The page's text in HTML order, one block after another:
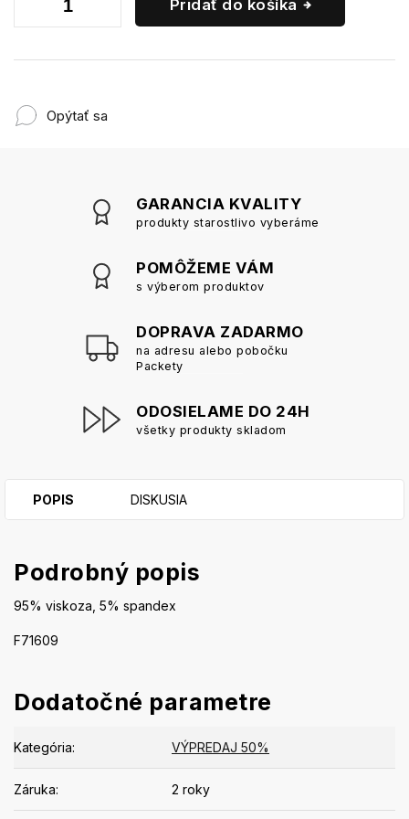
Pridať do košíka
Opýtať sa
GARANCIA KVALITY
produkty starostlivo vyberáme
POMÔŽEME VÁM
s výberom produktov
DOPRAVA ZADARMO
na adresu alebo pobočku
Packety
ODOSIELAME DO 24H
všetky produkty skladom
POPIS DISKUSIA
Podrobný popis
95% viskoza, 5% spandex
F71609
Dodatočné parametre
Kategória: VÝPREDAJ 50%
Záruka: 2 roky